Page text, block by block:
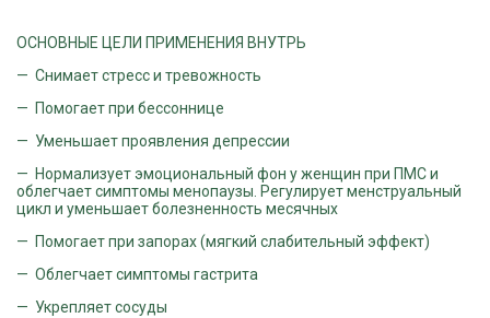
ОСНОВНЫЕ ЦЕЛИ ПРИМЕНЕНИЯ ВНУТРЬ
— Снимает стресс и тревожность
— Помогает при бессоннице
— Уменьшает проявления депрессии
— Нормализует эмоциональный фон у женщин при ПМС и
облегчает симптомы менопаузы. Регулирует менструальный
цикл и уменьшает болезненность месячных
— Помогает при запорах (мягкий слабительный эффект)
— Облегчает симптомы гастрита
— Укрепляет сосуды